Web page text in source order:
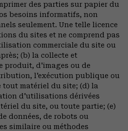
des parties sur papier du
besoins informatifs, non
seulement. Une telle licence
du sites et ne comprend pas
commerciale du site ou
(b) la collecte et
d'images ou de
l'exécution publique ou
matériel du site; (d) la
d'utilisations dérivées
du site, ou toute partie; (e)
données, de robots ou
similaire ou méthodes